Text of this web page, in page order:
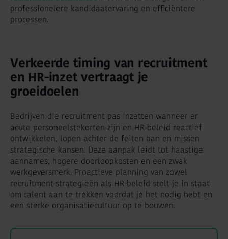
professionelere kandidaatervaring en efficiëntere
processen.
Verkeerde timing van recruitment
en HR-inzet vertraagt je
groeidoelen
Bedrijven die recruitment pas inzetten wanneer er
acute personeelstekorten zijn en HR-beleid reactief
ontwikkelen, lopen achter de feiten aan en missen
strategische kansen. Deze aanpak leidt tot haastige
aannames, hogere doorloopkosten en een zwak
werkgeversmerk. Proactieve planning van zowel
recruitment-strategieën als HR-beleid stelt je in staat
om talent aan te trekken voordat je het nodig hebt en
een sterke organisatiecultuur op te bouwen.